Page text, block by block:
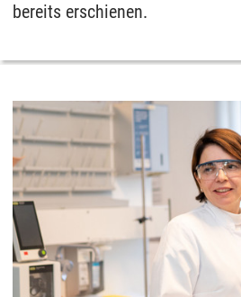
bereits erschienen.